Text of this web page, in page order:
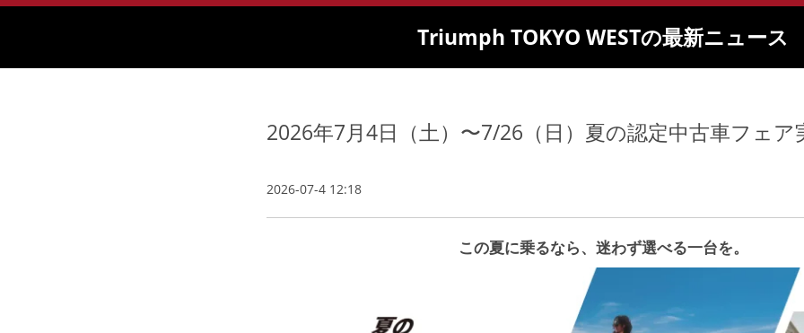
Triumph TOKYO WESTの最新ニュース
2026年7月4日（土）〜7/26（日）夏の認定中古車フェア
2026-07-4 12:18
この夏に乗るなら、迷わず選べる一台を。